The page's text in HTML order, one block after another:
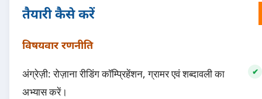
तैयारी कैसे करें
विषयवार रणनीति
अंग्रेज़ी: रोज़ाना रीडिंग कॉम्प्रिहेंशन, ग्रामर एवं शब्दावली का
अभ्यास करें।